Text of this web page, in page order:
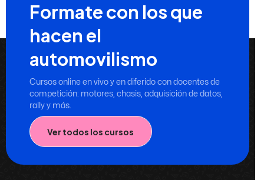
Formate con los que
hacen el
automovilismo
Cursos online en vivo y en diferido con docentes de
competición: motores, chasis, adquisición de datos,
rally y más.
Ver todos los cursos